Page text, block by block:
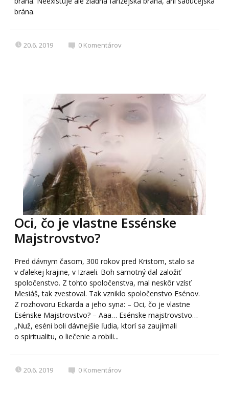
brána.
20.6. 2019 0 Komentárov
Oci, čo je vlastne Essénske
Majstrovstvo?
Pred dávnym časom, 300 rokov pred Kristom, stalo sa
v ďalekej krajine, v Izraeli. Boh samotný dal založiť
spoločenstvo. Z tohto spoločenstva, mal neskôr vzísť
Mesiáš, tak zvestoval. Tak vzniklo spoločenstvo Esénov.
Z rozhovoru Eckarda a jeho syna: – Oci, čo je vlastne
Esénske Majstrovstvo? – Aaa… Esénske majstrovstvo…
„Nuž, eséni boli dávnejšie ľudia, ktorí sa zaujímali
o spiritualitu, o liečenie a robili...
20.6. 2019 0 Komentárov